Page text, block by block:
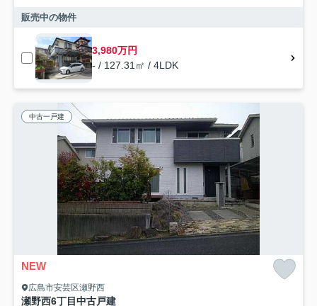
販売中の物件
3,980万円
- / 127.31㎡ / 4LDK
中古一戸建
NEW
広島市安芸区瀬野西
瀬野西6丁目中古戸建